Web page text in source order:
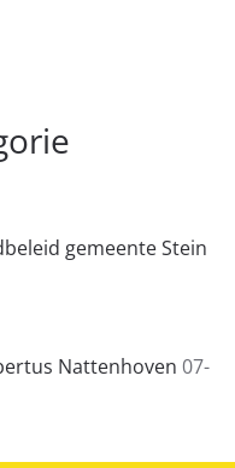
gemeente Stein
Nattenhoven 07-